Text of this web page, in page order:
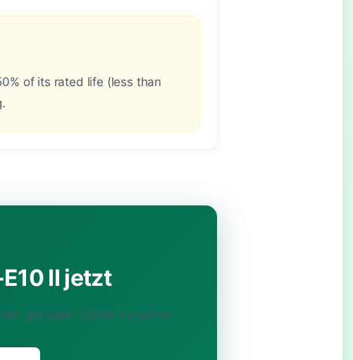
of its rated life (less than
II jetzt
genauen Zähler zu sehen.